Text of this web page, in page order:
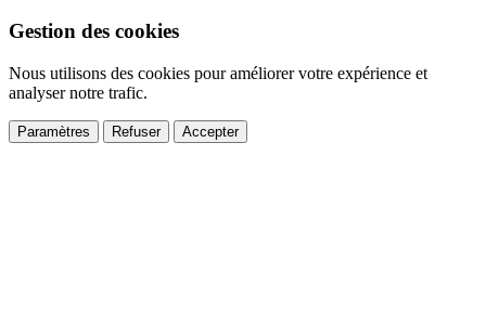
Gestion des cookies
Nous utilisons des cookies pour améliorer votre expérience et
analyser notre trafic.
Paramètres Refuser Accepter